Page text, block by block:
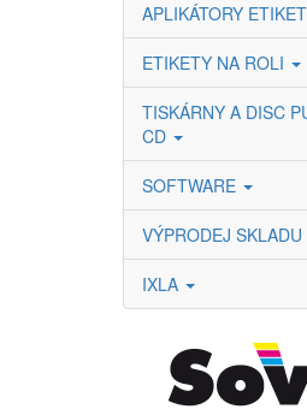
APLIKÁTORY ETIKET
ETIKETY NA ROLI
TISKÁRNY A DISC
CD
SOFTWARE
VÝPRODEJ SKLADU
IXLA